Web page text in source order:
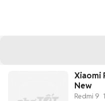
Xiaomi
New
Redmi 9